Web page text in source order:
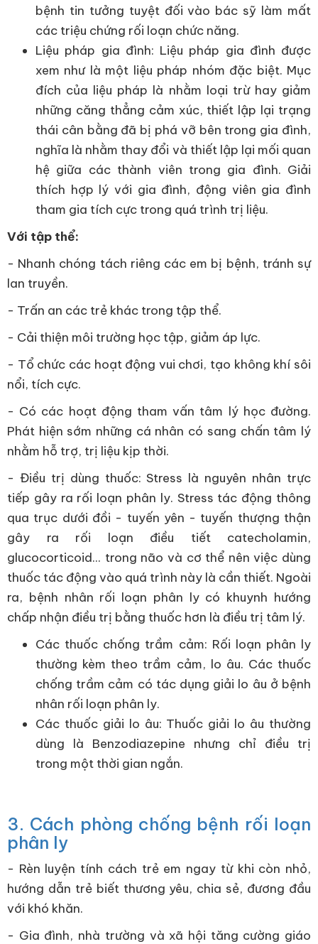
bệnh tin tưởng tuyệt đối vào bác sỹ làm mất
các triệu chứng rối loạn chức năng.
Liệu pháp gia đình: Liệu pháp gia đình được
xem như là một liệu pháp nhóm đặc biệt. Mục
đích của liệu pháp là nhằm loại trừ hay giảm
những căng thẳng cảm xúc, thiết lập lại trạng
thái cân bằng đã bị phá vỡ bên trong gia đình,
nghĩa là nhằm thay đổi và thiết lập lại mối quan
hệ giữa các thành viên trong gia đình. Giải
thích hợp lý với gia đình, động viên gia đình
tham gia tích cực trong quá trình trị liệu.
Với tập thể:
- Nhanh chóng tách riêng các em bị bệnh, tránh sự
lan truyền.
- Trấn an các trẻ khác trong tập thể.
- Cải thiện môi trường học tập, giảm áp lực.
- Tổ chức các hoạt động vui chơi, tạo không khí sôi
nổi, tích cực.
- Có các hoạt động tham vấn tâm lý học đường.
Phát hiện sớm những cá nhân có sang chấn tâm lý
nhằm hỗ trợ, trị liệu kịp thời.
- Điều trị dùng thuốc: Stress là nguyên nhân trực
tiếp gây ra rối loạn phân ly. Stress tác động thông
qua trục dưới đồi - tuyến yên - tuyến thượng thận
gây ra rối loạn điều tiết catecholamin,
glucocorticoid... trong não và cơ thể nên việc dùng
thuốc tác động vào quá trình này là cần thiết. Ngoài
ra, bệnh nhân rối loạn phân ly có khuynh hướng
chấp nhận điều trị bằng thuốc hơn là điều trị tâm lý.
Các thuốc chống trầm cảm: Rối loạn phân ly
thường kèm theo trầm cảm, lo âu. Các thuốc
chống trầm cảm có tác dụng giải lo âu ở bệnh
nhân rối loạn phân ly.
Các thuốc giải lo âu: Thuốc giải lo âu thường
dùng là Benzodiazepine nhưng chỉ điều trị
trong một thời gian ngắn.
3. Cách phòng chống bệnh rối loạn
phân ly
- Rèn luyện tính cách trẻ em ngay từ khi còn nhỏ,
hướng dẫn trẻ biết thương yêu, chia sẻ, đương đầu
với khó khăn.
- Gia đình, nhà trường và xã hội tăng cường giáo